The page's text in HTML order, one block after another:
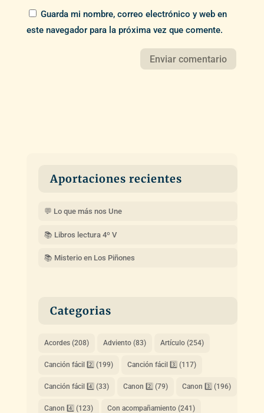
Guarda mi nombre, correo electrónico y web en
este navegador para la próxima vez que comente.
Aportaciones recientes
💬 Lo que más nos Une
📚 Libros lectura 4º V
📚 Misterio en Los Piñones
Categorias
Acordes(208) Adviento(83) Artículo(254)
Canción fácil 2️⃣ (199) Canción fácil 3️⃣ (117)
Canción fácil 4️⃣ (33) Canon 2️⃣ (79) Canon 3️⃣ (196)
Canon 4️⃣ (123) Con acompañamiento(241)